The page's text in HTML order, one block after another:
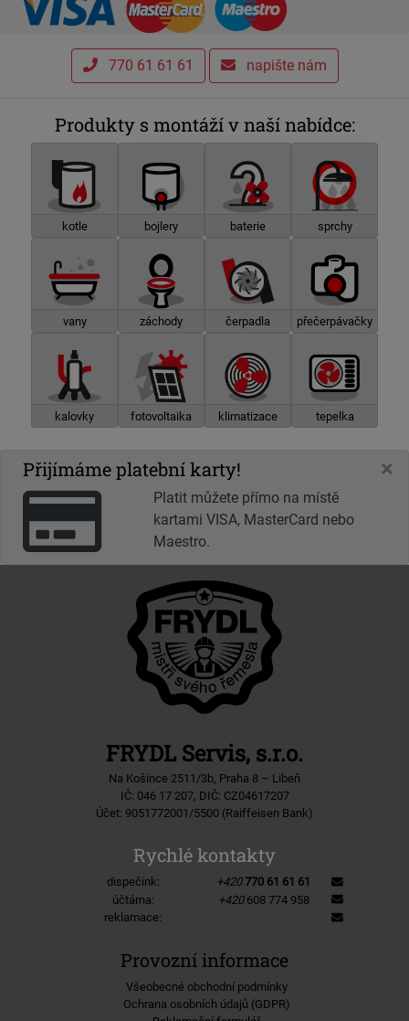
770 61 61 61 napište nám
Produkty s montáží v naší nabídce:
kotle bojlery baterie sprchy
vany záchody čerpadla přečerpávačky
kalovky fotovoltaika klimatizace tepelka
Přijímáme platební karty! ×
Platit můžete přímo na místě
kartami VISA, MasterCard nebo
Maestro.
FRYDL Servis, s.r.o.
Na Košince 2511/3b, Praha 8 – Libeň
IČ: 046 17 207, DIČ: CZ04617207
Účet: 9051772001/5500 (Raiffeisen Bank)
Rychlé kontakty
dispečink: +420770 61 61 61
účtárna:
+420608 774 958
reklamace:
Provozní informace
Všeobecné obchodní podmínky
Ochrana osobních údajů (GDPR)